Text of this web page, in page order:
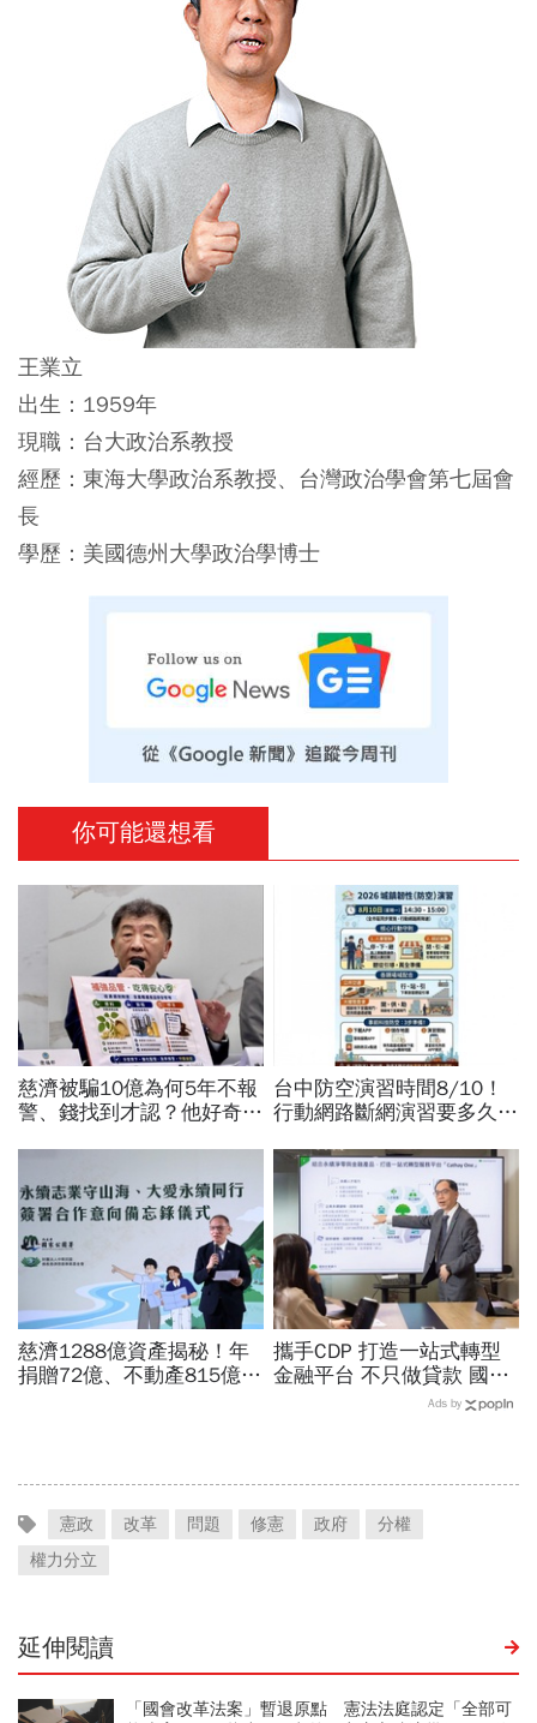
王業立
出生：1959年
現職：台大政治系教授
經歷：東海大學政治系教授、台灣政治學會第七屆會
長
學歷：美國德州大學政治學博士
你可能還想看
慈濟被騙10億為何5年不報
警、錢找到才認？他好奇：
台中防空演習時間8/10！
行動網路斷網演習要多久、
演習懶人包：拒配合最高罰
15萬
慈濟1288億資產揭秘！年
捐贈72億、不動產815億…
攜手CDP 打造一站式轉型
金融平台 不只做貸款 國泰
世華化身減碳顧問Ads by
憲政 改革 問題 修憲 政府
分權
權力分立
延伸閱讀
「國會改革法案」暫退原點 憲法法庭認定「全部可